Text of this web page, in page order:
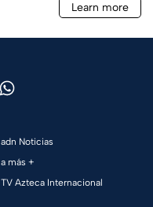
adn Noticias
a más +
TV Azteca Internacional